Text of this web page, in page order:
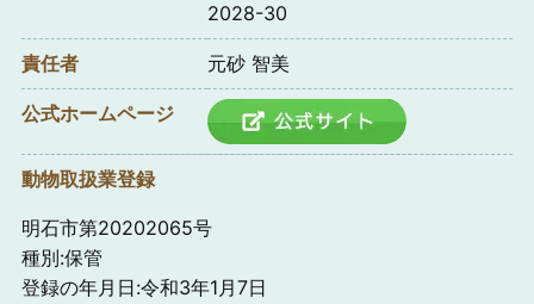
2028-30
責任者 元砂 智美
公式ホームページ
動物取扱業登録
明石市第20202065号
種別:保管
登録の年月日:令和3年1月7日